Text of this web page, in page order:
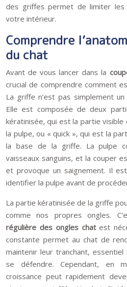
des griffes permet de limiter
votre intérieur.
Comprendre
du chat
Avant de vous lancer dans la
crucial de comprendre comment
La griffe n’est pas simplement
Elle est composée de deux
kératinisée, qui est la partie visible
la pulpe, ou « quick », qui est la
la base de la griffe. La pulpe
vaisseaux sanguins, et la couper
et provoque un saignement. Il
identifier la pulpe avant de
La partie kératinisée de la griffe
comme nos propres ongles.
régulière des ongles chatest
constante permet au chat de
maintenir leur tranchant,
se défendre. Cependant, en
croissance peut rapidement